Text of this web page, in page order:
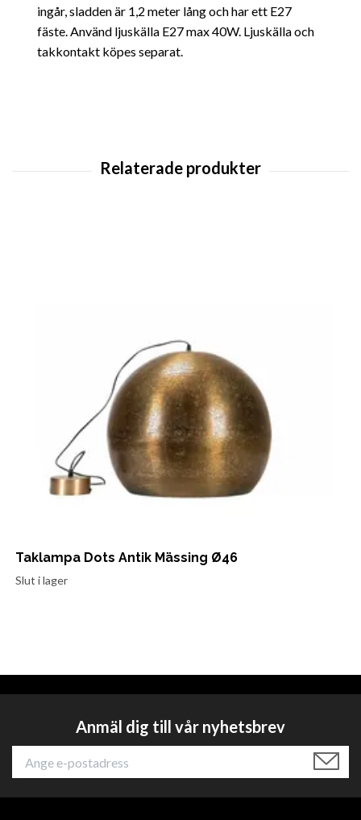
ingår, sladden är 1,2 meter lång och har ett E27
fäste. Använd ljuskälla E27 max 40W. Ljuskälla och
takkontakt köpes separat.
Taklampa Dots Antik Mässing Ø46
Slut i lager
Anmäl dig till vår nyhetsbrev